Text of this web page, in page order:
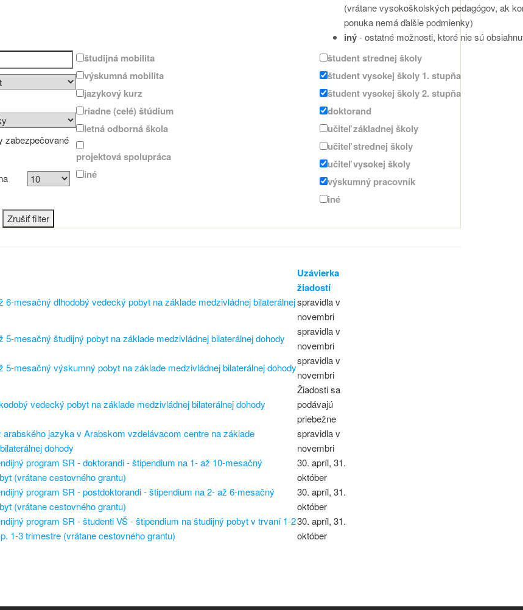
(vrátane vysokoškolských pedagógov, ak
ponuka nemá ďalšie podmienky)
iný- ostatné možnosti, ktoré nie sú
študijná mobilita
výskumná mobilita
jazykový kurz
riadne (celé) štúdium
letná odborná škola
projektová spolupráca
iné
študent strednej školy
študent vysokej školy 1. stupňa
študent vysokej školy 2. stupňa
doktorand
učiteľ základnej školy
učiteľ strednej školy
učiteľ vysokej školy
výskumný pracovník
iné
zabezpečované
Uzávierka
žiadostí
6-mesačný dlhodobý vedecký pobyt na základe medzivládnej bilaterálnejspravidla v
novembri
5-mesačný študijný pobyt na základe medzivládnej bilaterálnej dohody
spravidla v
novembri
5-mesačný výskumný pobyt na základe medzivládnej bilaterálnej dohody
spravidla v
novembri
vedecký pobyt na základe medzivládnej bilaterálnej dohody
Žiadosti sa
podávajú
priebežne
arabského jazyka v Arabskom vzdelávacom centre na základe
dohody
spravidla v
novembri
program SR - doktorandi - štipendium na 1- až 10-mesačný
(vrátane cestovného grantu)
30. apríl, 31.
október
program SR - postdoktorandi - štipendium na 2- až 6-mesačný
(vrátane cestovného grantu)
30. apríl, 31.
október
program SR - študenti VŠ - štipendium na študijný pobyt v trvaní 1-2
1-3 trimestre (vrátane cestovného grantu)
30. apríl, 31.
október